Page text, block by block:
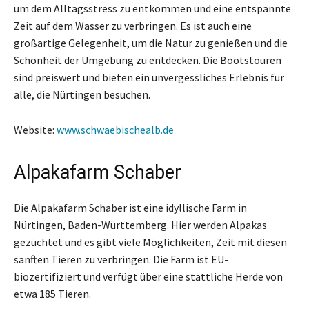
um dem Alltagsstress zu entkommen und eine entspannte
Zeit auf dem Wasser zu verbringen. Es ist auch eine
großartige Gelegenheit, um die Natur zu genießen und die
Schönheit der Umgebung zu entdecken. Die Bootstouren
sind preiswert und bieten ein unvergessliches Erlebnis für
alle, die Nürtingen besuchen.
Website: www.schwaebischealb.de
Alpakafarm Schaber
Die Alpakafarm Schaber ist eine idyllische Farm in
Nürtingen, Baden-Württemberg. Hier werden Alpakas
gezüchtet und es gibt viele Möglichkeiten, Zeit mit diesen
sanften Tieren zu verbringen. Die Farm ist EU-
biozertifiziert und verfügt über eine stattliche Herde von
etwa 185 Tieren.